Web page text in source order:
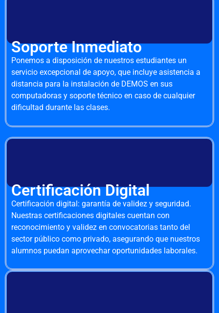
Soporte Inmediato
Ponemos a disposición de nuestros estudiantes un
servicio excepcional de apoyo, que incluye asistencia a
distancia para la instalación de DEMOS en sus
computadoras y soporte técnico en caso de cualquier
dificultad durante las clases.
Certificación Digital
Certificación digital: garantía de validez y seguridad.
Nuestras certificaciones digitales cuentan con
reconocimiento y validez en convocatorias tanto del
sector público como privado, asegurando que nuestros
alumnos puedan aprovechar oportunidades laborales.